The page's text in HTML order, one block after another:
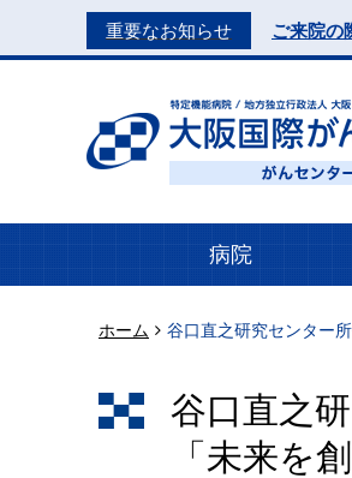
重要なお知らせ ご来院の
病院
ホーム 谷口直之研究センター
谷口直之
「未来を